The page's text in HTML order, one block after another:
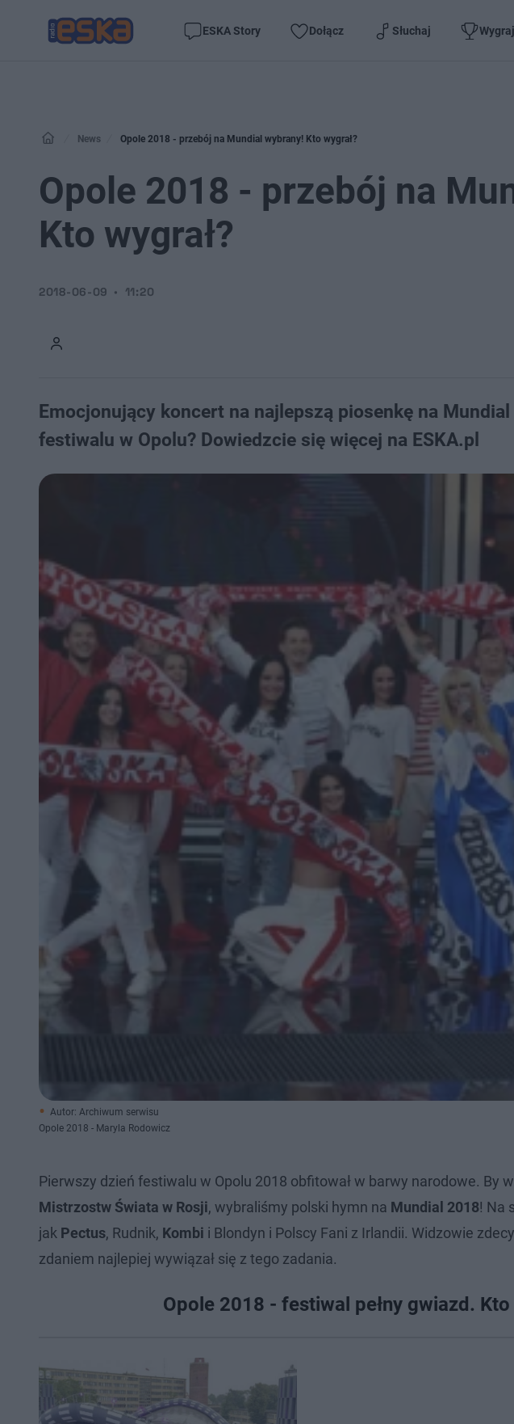
ESKA Story Dołącz Słuchaj Wygraj
News Opole 2018 - przebój na Mundial wybrany! Kto wygrał?
Opole 2018 - przebój na
Kto wygrał?
2018-06-09 11:20
Emocjonujący koncert na najlepszą piosenkę na
festiwalu w Opolu? Dowiedzcie się więcej na ESKA.pl
Autor: Archiwum serwisu
Opole 2018 - Maryla Rodowicz
Pierwszy dzień festiwalu w Opolu 2018 obfitował w barwy narodowe. By
Mistrzostw Świata w Rosji, wybraliśmy polski hymn na Mundial 2018! Na
jak Pectus, Rudnik, Kombi i Blondyn i Polscy Fani z Irlandii. Widzowie
zdaniem najlepiej wywiązał się z tego zadania.
Opole 2018 - festiwal pełny gwiazd.